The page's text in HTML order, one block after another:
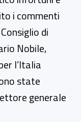
i commenti
di
Nobile,
l’Italia
state
generale